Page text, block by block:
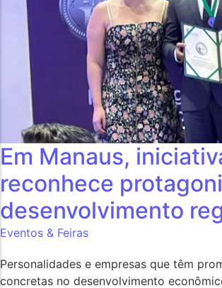
Em Manaus,
reconhece
desenvolvimento
Eventos & Feiras
Personalidades e empresas que têm
concretas no desenvolvimento